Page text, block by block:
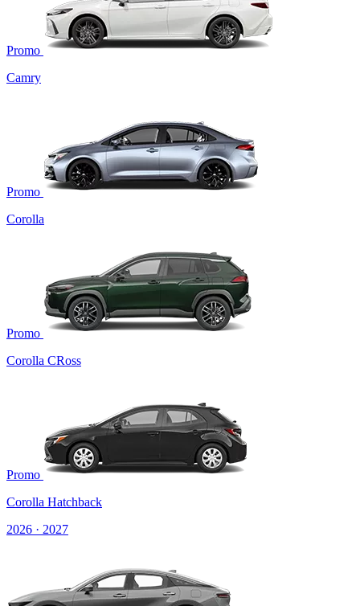
Promo
Camry
Promo
Corolla
Promo
Corolla CRoss
Promo
Corolla Hatchback
2026 · 2027